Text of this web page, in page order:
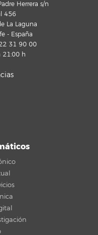
Herrera s/n
456
La Laguna
- España
31 90 00
21:00 h